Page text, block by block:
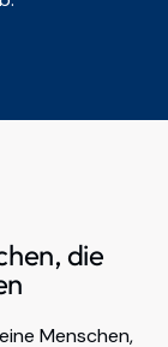
die
Menschen,